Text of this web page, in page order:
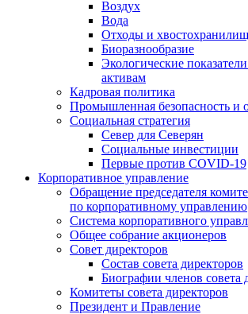
Воздух
Вода
Отходы и
Биоразнообразие
Экологические
активам
Кадровая политика
Промышленная безопасность и
Социальная стратегия
Север для Северян
Социальные инвестиции
Первые против COVID‑19
Корпоративное управление
Обращение председателя
по корпоративному управлению
Система корпоративного
Общее собрание акционеров
Совет директоров
Состав совета директоров
Биографии членов совета
Комитеты совета директоров
Президент и Правление